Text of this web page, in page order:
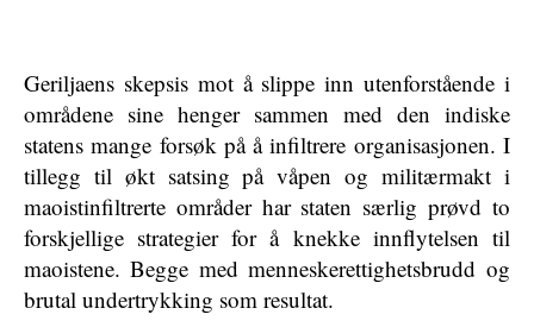
Geriljaens skepsis mot å slippe inn utenforstående i
områdene sine henger sammen med den indiske
statens mange forsøk på å infiltrere organisasjonen. I
tillegg til økt satsing på våpen og militærmakt i
maoistinfiltrerte områder har staten særlig prøvd to
forskjellige strategier for å knekke innflytelsen til
maoistene. Begge med menneskerettighetsbrudd og
brutal undertrykking som resultat.